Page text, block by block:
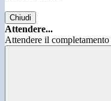
Chiudi
Attendere...
Attendere il